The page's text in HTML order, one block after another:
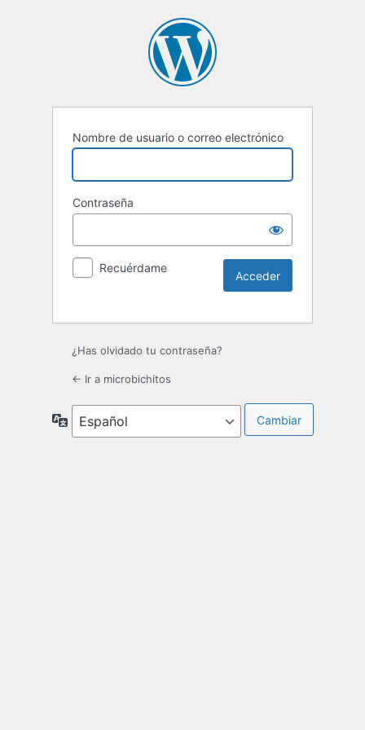
Nombre de usuario o correo electrónico
Contraseña
Recuérdame
¿Has olvidado tu contraseña?
← Ir a microbichitos
Idioma